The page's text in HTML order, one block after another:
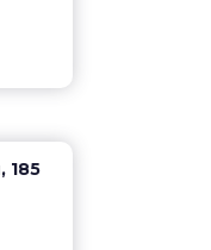
185